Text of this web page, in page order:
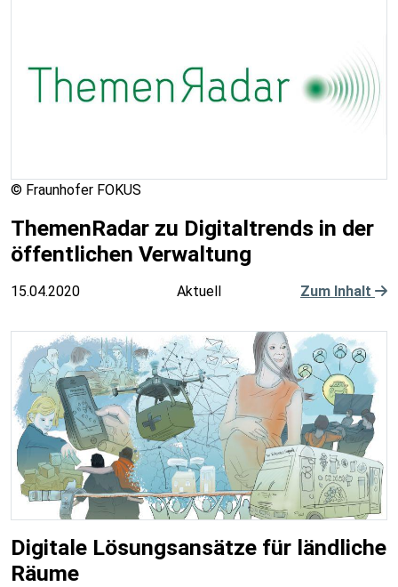
© Fraunhofer FOKUS
ThemenRadar zu Digitaltrends in der
öffentlichen Verwaltung
15.04.2020 Aktuell Zum Inhalt
Digitale Lösungsansätze für ländliche
Räume